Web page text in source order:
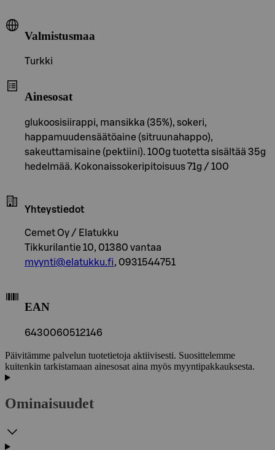
Valmistusmaa
Turkki
Ainesosat
glukoosisiirappi, mansikka (35%), sokeri,
happamuudensäätöaine (sitruunahappo),
sakeuttamisaine (pektiini). 100g tuotetta sisältää 35g
hedelmää. Kokonaissokeripitoisuus 71g / 100
Yhteystiedot
Cemet Oy / Elatukku
Tikkurilantie 10, 01380 vantaa
myynti@elatukku.fi, 0931544751
EAN
6430060512146
Päivitämme palvelun tuotetietoja aktiivisesti. Suosittelemme
kuitenkin tarkistamaan ainesosat aina myös myyntipakkauksesta.
Ominaisuudet